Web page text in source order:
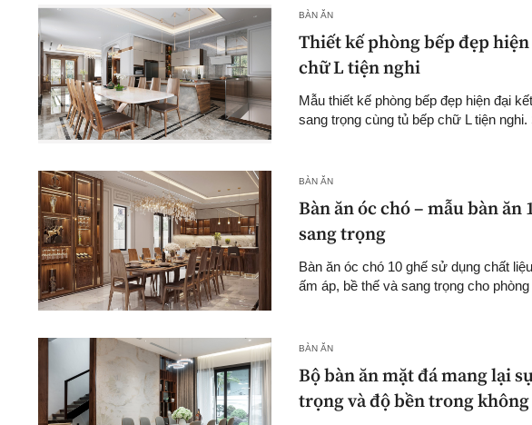
BÀN ĂN
Thiết kế phòng bếp đẹp
chữ L tiện nghi
Mẫu thiết kế phòng bếp đẹp hiện đại
sang trọng cùng tủ bếp chữ L tiện
BÀN ĂN
Bàn ăn óc chó – mẫu bàn ăn
sang trọng
Bàn ăn óc chó 10 ghế sử dụng chất
ấm áp, bề thế và sang trọng cho phòng
BÀN ĂN
Bộ bàn ăn mặt đá mang lại
trọng và độ bền trong